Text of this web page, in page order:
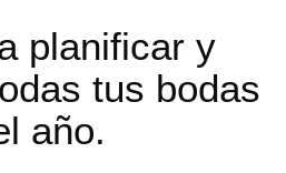
planificar y
tus bodas
año.